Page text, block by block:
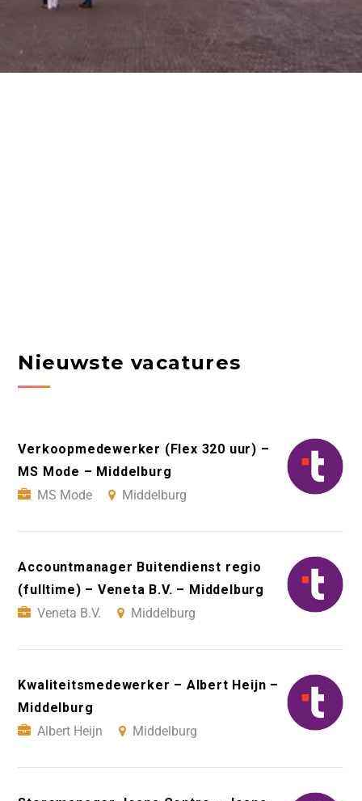
Nieuwste vacatures
Verkoopmedewerker (Flex 320 uur) –
MS Mode – Middelburg
MS Mode
Middelburg
Accountmanager Buitendienst regio
(fulltime) – Veneta B.V. – Middelburg
Veneta B.V.
Middelburg
Kwaliteitsmedewerker – Albert Heijn –
Middelburg
Albert Heijn
Middelburg